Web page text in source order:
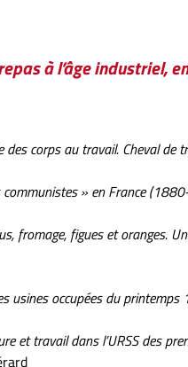
à l’âge industriel,
des corps au travail. Cheval
communistes » en France
fromage, figues et oranges.
usines occupées du printemps
et travail dans l’URSS des